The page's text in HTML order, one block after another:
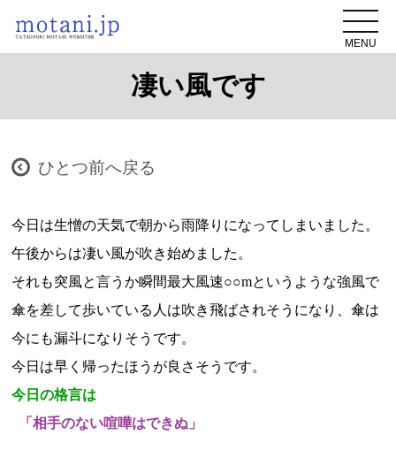
MENU
凄い風です
ひとつ前へ戻る
今日は生憎の天気で朝から雨降りになってしまいました。
午後からは凄い風が吹き始めました。
それも突風と言うか瞬間最大風速○○mというような強風で
傘を差して歩いている人は吹き飛ばされそうになり、傘は
今にも漏斗になりそうです。
今日は早く帰ったほうが良さそうです。
今日の格言は
「相手のない喧嘩はできぬ」